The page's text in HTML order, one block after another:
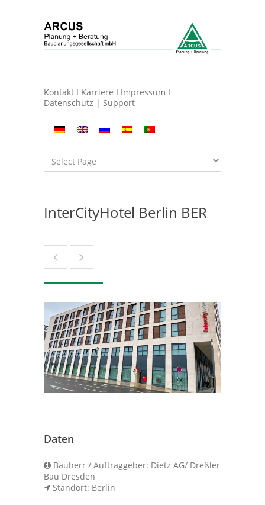
Kontakt I Karriere I Impressum I
Datenschutz | Support
InterCityHotel Berlin BER
Daten
Bauherr / Auftraggeber: Dietz AG/ Dreßler
Bau Dresden
Standort: Berlin